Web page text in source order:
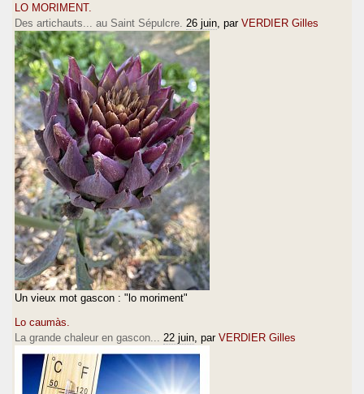
LO MORIMENT.
Des artichauts... au Saint Sépulcre. 26 juin , par VERDIER Gilles
Un vieux mot gascon : "lo moriment"
Lo caumàs.
La grande chaleur en gascon...
22 juin , par VERDIER Gilles